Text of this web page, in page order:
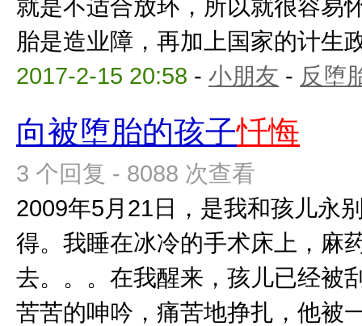
就是不适合放环，所以就很容易
胎是造业障，再加上国家的计生
2017-2-15 20:58 - 小朋友 - 反堕
向被堕胎的孩子忏悔
3 个回复 - 8088 次查看
2009年5月21日，是我和孩儿永
得。我睡在冰冷的手术床上，麻
去。。。在我醒来，孩儿已经被
苦苦的呻吟，痛苦地挣扎，他被